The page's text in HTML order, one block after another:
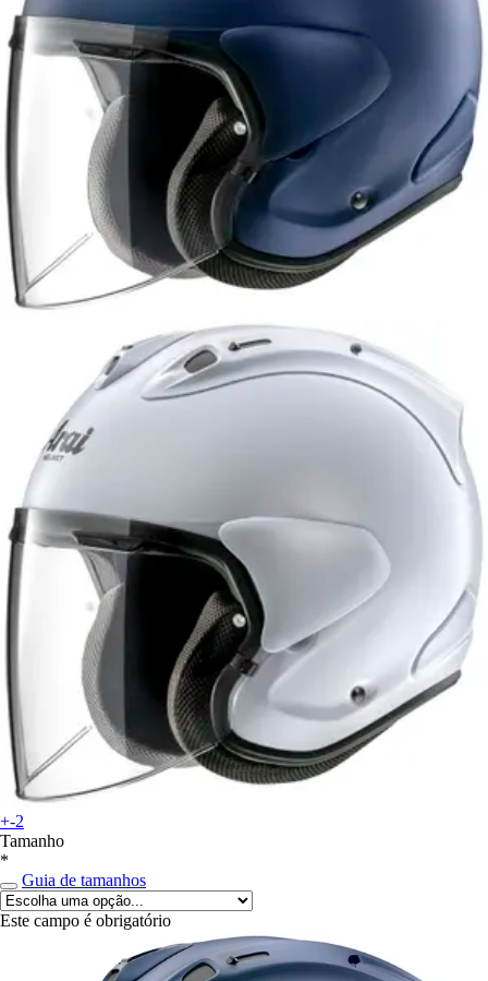
+-2
Tamanho
*
Guia de tamanhos
Este campo é obrigatório